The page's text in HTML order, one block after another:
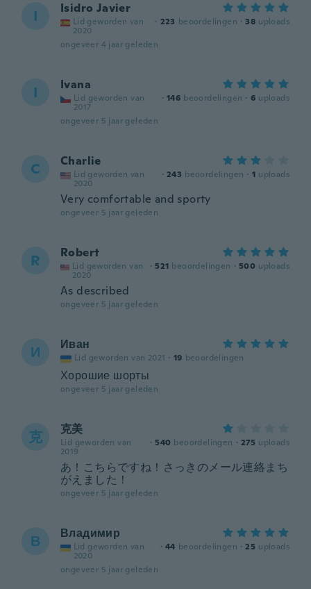
I Isidro Javier
Lid geworden van
2020
· 223 beoordelingen · 38 uploads
ongeveer 4 jaar geleden
I Ivana
Lid geworden van
2017
· 146 beoordelingen · 6 uploads
ongeveer 5 jaar geleden
C Charlie
Lid geworden van
2020
· 243 beoordelingen · 1 uploads
Very comfortable and sporty
ongeveer 5 jaar geleden
R Robert
Lid geworden van
2020
· 521 beoordelingen · 500 uploads
As described
ongeveer 5 jaar geleden
И Иван
Lid geworden van 2021 · 19 beoordelingen
Хорошие шорты
ongeveer 5 jaar geleden
克 克美
Lid geworden van
2019
· 540 beoordelingen · 275 uploads
あ！こちらですね！さっきのメール連絡まち
がえました！
ongeveer 5 jaar geleden
В Владимир
Lid geworden van
2020
· 44 beoordelingen · 25 uploads
ongeveer 5 jaar geleden